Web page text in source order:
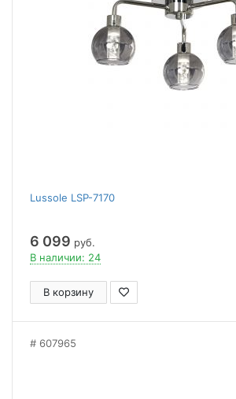
Lussole LSP-7170
6 099 руб.
В наличии: 24
В корзину
607965